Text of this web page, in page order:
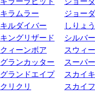
キラムラー
ジョー
キルダイバー
しりょ
キングリザード
シルバ
クィーンボア
スウィ
グランカッター
スーパ
グランドエイプ
スカイ
クリクリ
スカイ